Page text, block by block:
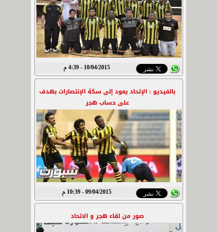
10/04/2015 - 4:39 م
بالفيديو : الإتحاد يعود إلى سكة الإنتصارات بهدف
على حساب هجر
09/04/2015 - 10:39 م
صور من لقاء هجر و الاتحاد